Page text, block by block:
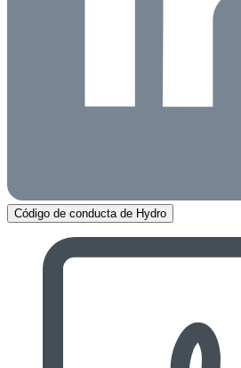
Código de conducta de Hydro